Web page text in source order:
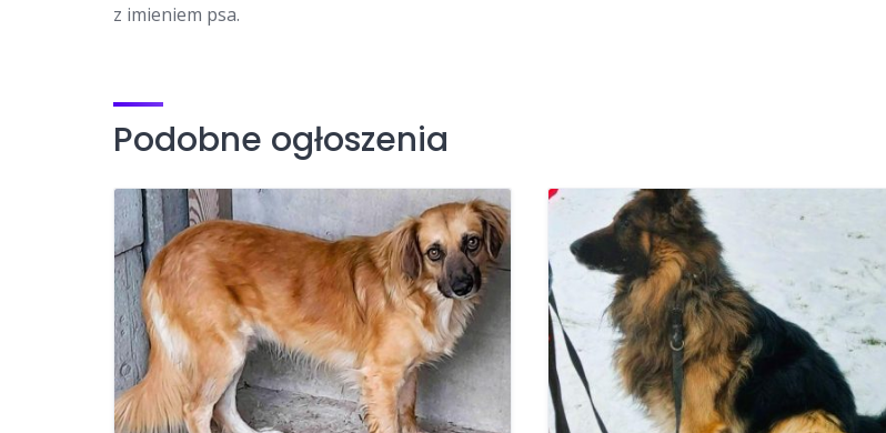
z imieniem psa.
Podobne ogłoszenia